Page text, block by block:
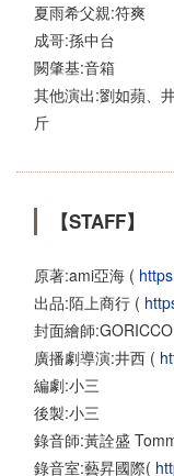
夏雨希父親:符爽
成哥:孫中台
闕肇基:音箱
其他演出:劉如蘋、
斤
【STAFF】
原著:ami亞海 (
出品:陌上商行 (
封面繪師
廣播劇導演:井西 (
編劇:小三
後製:小三
錄音師:黃詮盛
錄音室:藝昇國際(